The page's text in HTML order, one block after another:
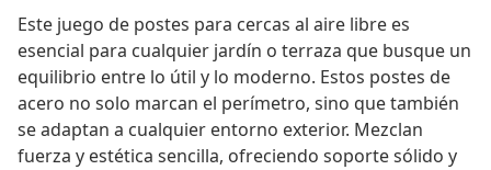
Este juego de postes para cercas al aire libre es
esencial para cualquier jardín o terraza que busque un
equilibrio entre lo útil y lo moderno. Estos postes de
acero no solo marcan el perímetro, sino que también
se adaptan a cualquier entorno exterior. Mezclan
fuerza y estética sencilla, ofreciendo soporte sólido y